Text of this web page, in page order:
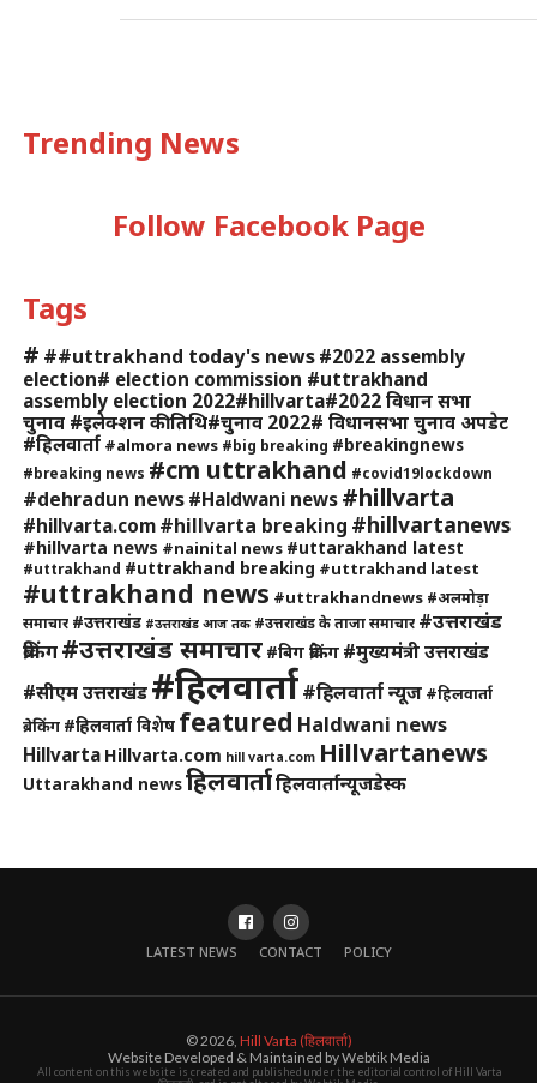
Trending News
Follow Facebook Page
Tags
# ##uttrakhand today's news #2022 assembly
election# election commission #uttrakhand
assembly election 2022#hillvarta#2022 विधान सभा
चुनाव #इलेक्शन की तिथि#चुनाव 2022# विधानसभा चुनाव अपडेट
#हिलवार्ता #almora news #big breaking #breakingnews
#breaking news #cm uttrakhand #covid19lockdown
#dehradun news #Haldwani news #hillvarta
#hillvarta.com #hillvarta breaking #hillvartanews
#hillvarta news #nainital news #uttarakhand latest
#uttrakhand #uttrakhand breaking #uttrakhand latest
#uttrakhand news #uttrakhandnews #अलमोड़ा
समाचार #उत्तराखंड #उत्तराखंड आज तक #उत्तराखंड के ताजा समाचार #उत्तराखंड
ब्रेकिंग#उत्तराखंड समाचार #बिग ब्रेकिंग #मुख्यमंत्री उत्तराखंड
#सीएम उत्तराखंड #हिलवार्ता#हिलवार्ता न्यूज #हिलवार्ता
ब्रेकिंग #हिलवार्ता विशेष featured Haldwani news
Hillvarta Hillvarta.com hill varta.com Hillvartanews
Uttarakhand newsहिलवार्ताहिलवार्तान्यूजडेस्क
LATEST NEWS CONTACT POLICY
© 2026, Hill Varta (हिलवार्ता)
Website Developed & Maintained by Webtik Media
All content on this website is created and published under the editorial control of Hill Varta